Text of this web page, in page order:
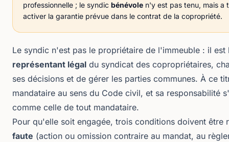
professionnelle ; le syndic bénévole n'y est pas tenu, mais a
activer la garantie prévue dans le contrat de la copropriété.
Le syndic n'est pas le propriétaire de l'immeuble : il est
représentant légal du syndicat des copropriétaires,
ses décisions et de gérer les parties communes. À ce
mandataire au sens du Code civil, et sa responsabilité
comme celle de tout mandataire.
Pour qu'elle soit engagée, trois conditions doivent être
faute (action ou omission contraire au mandat, au